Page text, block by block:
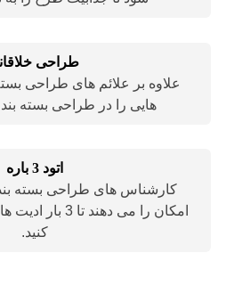
طراحی
علاوه بر علائم های طراحی
هایی را در طراحی بسته
اتود 3 باره
کارشناس های طراحی بسته
امکان را می دهند
کنید.